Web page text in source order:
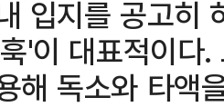
입지를 공고히
'이 대표적이다
해 독소와 타액